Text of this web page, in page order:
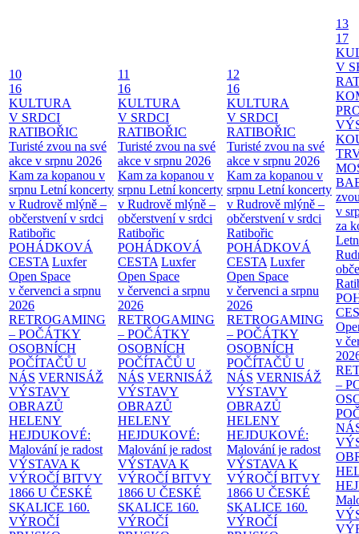
10
16
KULTURA
V SRDCI
RATIBOŘIC
Turisté zvou na své
akce v srpnu 2026
Kam za kopanou v
srpnu Letní koncerty
v Rudrově mlýně –
občerstvení v srdci
Ratibořic
POHÁDKOVÁ
CESTA Luxfer
Open Space
v červenci a srpnu
2026
RETROGAMING
– POČÁTKY
OSOBNÍCH
POČÍTAČŮ U
NÁS VERNISÁŽ
VÝSTAVY
OBRAZŮ
HELENY
HEJDUKOVÉ:
Malování je radost
VÝSTAVA K
VÝROČÍ BITVY
1866 U ČESKÉ
SKALICE 160.
VÝROČÍ
11
16
KULTURA
V SRDCI
RATIBOŘIC
Turisté zvou na své
akce v srpnu 2026
Kam za kopanou v
srpnu Letní koncerty
v Rudrově mlýně –
občerstvení v srdci
Ratibořic
POHÁDKOVÁ
CESTA Luxfer
Open Space
v červenci a srpnu
2026
RETROGAMING
– POČÁTKY
OSOBNÍCH
POČÍTAČŮ U
NÁS VERNISÁŽ
VÝSTAVY
OBRAZŮ
HELENY
HEJDUKOVÉ:
Malování je radost
VÝSTAVA K
VÝROČÍ BITVY
1866 U ČESKÉ
SKALICE 160.
VÝROČÍ
12
16
KULTURA
V SRDCI
RATIBOŘIC
Turisté zvou na své
akce v srpnu 2026
Kam za kopanou v
srpnu Letní koncerty
v Rudrově mlýně –
občerstvení v srdci
Ratibořic
POHÁDKOVÁ
CESTA Luxfer
Open Space
v červenci a srpnu
2026
RETROGAMING
– POČÁTKY
OSOBNÍCH
POČÍTAČŮ U
NÁS VERNISÁŽ
VÝSTAVY
OBRAZŮ
HELENY
HEJDUKOVÉ:
Malování je radost
VÝSTAVA K
VÝROČÍ BITVY
1866 U ČESKÉ
SKALICE 160.
VÝROČÍ
13
17
V
v
za
v
–